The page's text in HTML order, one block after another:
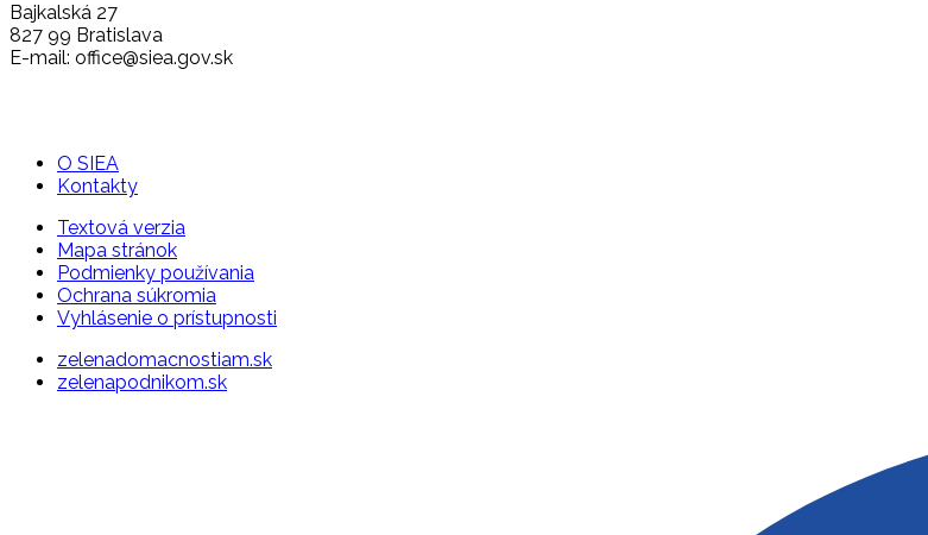
Bajkalská 27
827 99 Bratislava
E-mail: office@siea.gov.sk
O SIEA
Kontakty
Textová verzia
Mapa stránok
Podmienky používania
Ochrana súkromia
Vyhlásenie o prístupnosti
zelenadomacnostiam.sk
zelenapodnikom.sk